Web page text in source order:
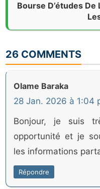
Bourse D’études
26 COMMENTS
Olame Baraka
28 Jan. 2026 à 1:04
Bonjour, je suis
opportunité et je
les informations
Répondre